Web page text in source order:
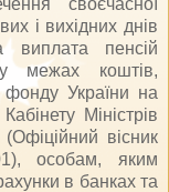
і вихідних днів
пенсій
межах коштів,
України на
Міністрів
вісник
особам, яким
в банках та